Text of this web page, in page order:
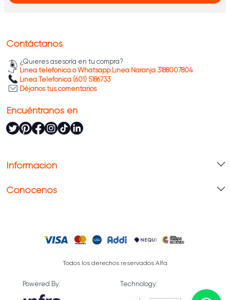
Información
Conócenos
Contáctanos
¿Quieres asesoría en tu compra?
Línea telefónica o Whatsapp Línea Naranja 3188007804
Línea Telefónica (601) 5186733
Déjanos tus comentarios
Encuéntranos en
Todos los derechos reservados Alfa
Powered By: Technology: